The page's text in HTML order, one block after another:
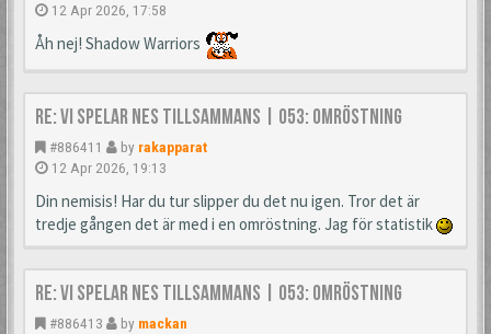
12 Apr 2026, 17:58
Åh nej! Shadow Warriors
Re: Vi spelar NES tillsammans | 053: Omröstning
#886411 by rakapparat
12 Apr 2026, 19:13
Din nemisis! Har du tur slipper du det nu igen. Tror det är
tredje gången det är med i en omröstning. Jag för statistik
Re: Vi spelar NES tillsammans | 053: Omröstning
#886413 by mackan